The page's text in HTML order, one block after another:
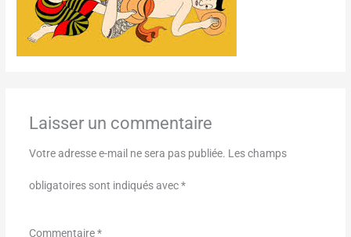
Laisser un commentaire
Votre adresse e-mail ne sera pas publiée. Les champs
obligatoires sont indiqués avec*
Commentaire*